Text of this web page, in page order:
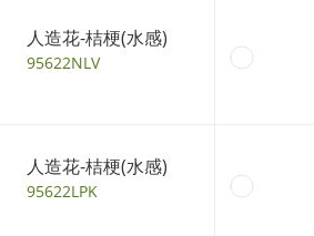
人造花-桔梗(水感)
95622NLV
人造花-桔梗(水感)
95622LPK